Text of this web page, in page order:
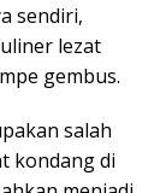
sendiri,
lezat
gembus.
salah
kondang di